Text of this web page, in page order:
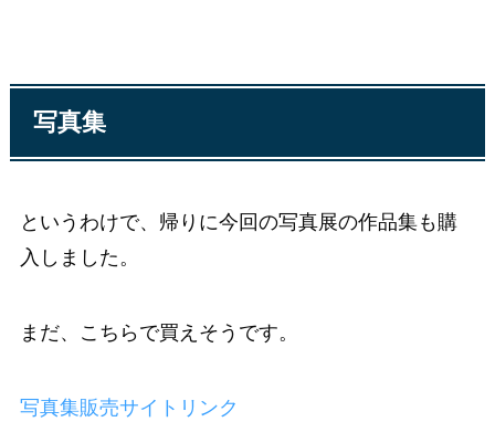
写真集
というわけで、帰りに今回の写真展の作品集も購
入しました。
まだ、こちらで買えそうです。
写真集販売サイトリンク